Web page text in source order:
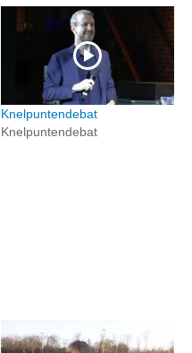
Knelpuntendebat
Knelpuntendebat